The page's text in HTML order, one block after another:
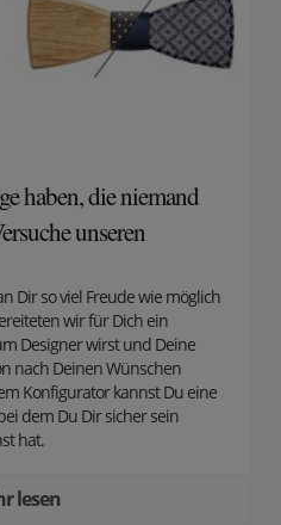
haben, die niemand
unseren
Dir so viel Freude wie möglich
wir für Dich ein
Designer wirst und Deine
nach Deinen Wünschen
Konfigurator kannst Du eine
dem Du Dir sicher sein
hat.
lesen